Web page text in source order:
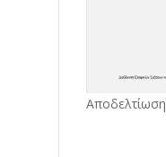
Αποδελτίωση